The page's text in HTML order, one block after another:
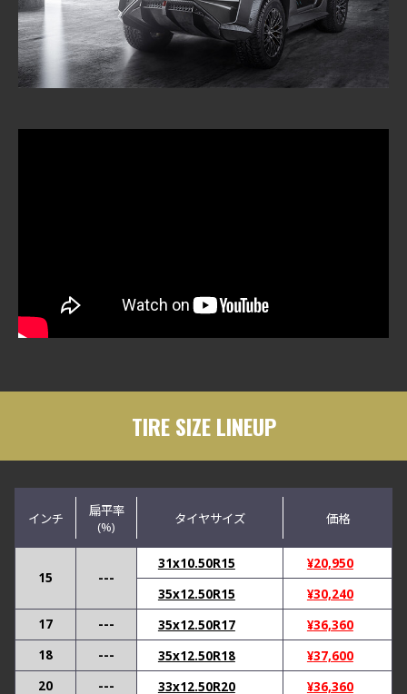
TIRE SIZE LINEUP
インチ
扁平率
(%)
タイヤサイズ 価格
15 ---
31x10.50R15 ¥20,950
35x12.50R15
¥30,240
17
--- 35x12.50R17 ¥36,360
18
--- 35x12.50R18 ¥37,600
20
--- 33x12.50R20 ¥36,360